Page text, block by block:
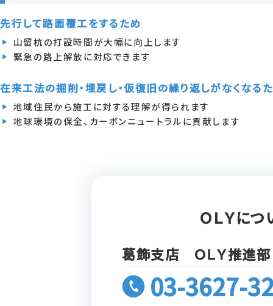
先行して路面覆工をするため
山留杭の打設時間が大幅に向上します
緊急の路上解放に対応できます
在来工法の掘削・埋戻し・仮復旧の繰り返しがなくなる
地域住民から施工に対する理解が得られます
地球環境の保全、カーボンニュートラルに貢献します
ＯＬＹに
葛飾支店 ＯＬＹ推進部
03-3627-